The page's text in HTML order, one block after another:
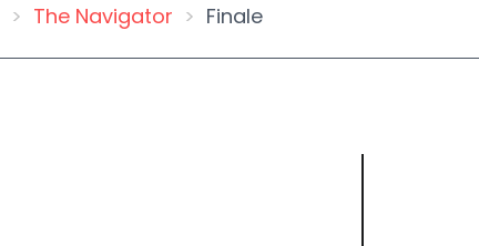
The Navigator Finale